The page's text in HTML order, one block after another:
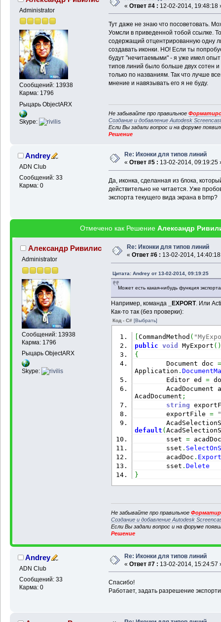
Administrator
Сообщений: 13938
Карма: 1796
Рыцарь ObjectARX
Skype:
« Ответ #4 : 12-02-2014, 19:48:18
Тут даже не знаю что посоветовать.
Уомсли в приведенной тобой ссылке.
содержащий отцентрированную одну
создавать иконки. НО! Если ты
будут "нечитаемыми" - я уже имел
типов линий было больше двух сотен
только по названиям. Так что лучше
мнение и навязывать его я не буду.
Не забывайте про правильное
Создание и добавление Autodesk
Если Вы задали вопрос и на форуме
Решение
Andrey
ADN Club
Сообщений: 33
Карма: 0
Re: Иконки для типов линий
« Ответ #5 : 13-02-2014, 09:19:25
Да, иконка, сделанная из блока,
действительно не читается. Уже
экспорта текущего вида экрана в bmp?
Отмечено как Решение Александр
Александр Ривилис
Administrator
Сообщений: 13938
Карма: 1796
Рыцарь ObjectARX
Skype:
Re: Иконки для типов линий
« Ответ #6 : 13-02-2014,
Цитата: Andrey от 13-02-2014, 09:19:25
Может есть какая-нибудь функция
Например, команда _EXPORT. Или
Как-то так (без проверки):
Код - C# [Выбрать]
[CommandMethod (
public
void MyExport (
{
Document doc
Application .
Editor ed =
AcadDocument
AcadDocument ;
string
exportFile =
default (
sset =
sset .
acadDoc .
sset .Delete
}
Не забывайте про правильное
Создание и добавление Autodesk
Если Вы задали вопрос и на форуме
Решение
Andrey
ADN Club
Сообщений: 33
Карма: 0
Re: Иконки для типов линий
« Ответ #7 : 13-02-2014, 15:24:57
Спасибо!
Работает, задать разрешение